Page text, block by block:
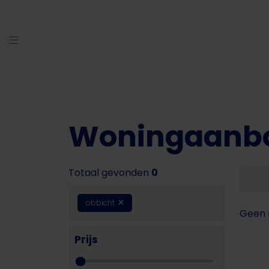
Totaal gevonden 0
obbicht
Prijs